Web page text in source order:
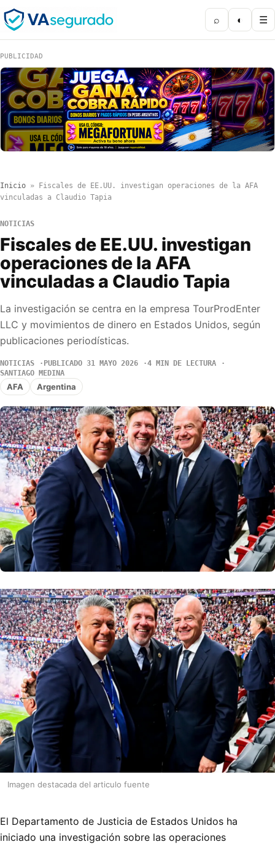
⌕ ◐ ☰
PUBLICIDAD
Inicio »
Fiscales de EE.UU. investigan operaciones de la AFA
vinculadas a Claudio Tapia
NOTICIAS
Fiscales de EE.UU. investigan
operaciones de la AFA
vinculadas a Claudio Tapia
La investigación se centra en la empresa TourProdEnter
LLC y movimientos de dinero en Estados Unidos, según
publicaciones periodísticas.
NOTICIAS PUBLICADO 31 MAYO 2026
4 MIN DE LECTURA
SANTIAGO MEDINA
AFA Argentina
Imagen destacada del articulo fuente
El Departamento de Justicia de Estados Unidos ha
iniciado una investigación sobre las operaciones